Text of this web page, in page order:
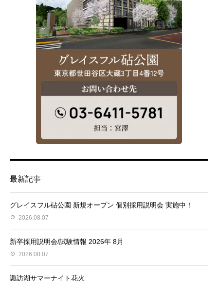
最新記事
グレイスフル砧公園 新規オープン 個別採用説明会 実施中！
2026.08.07
新卒採用説明会/試験情報 2026年 8月
2026.08.07
諏訪湖サマーナイト花火